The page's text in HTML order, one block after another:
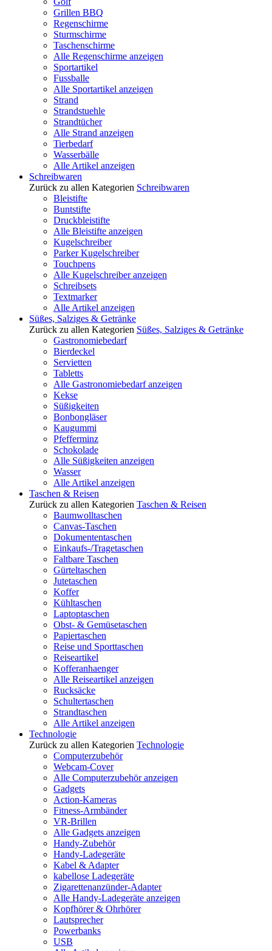
Grillen BBQ
Regenschirme
Sturmschirme
Taschenschirme
Alle Regenschirme anzeigen
Sportartikel
Fussballe
Alle Sportartikel anzeigen
Strand
Strandstuehle
Strandtücher
Alle Strand anzeigen
Tierbedarf
Wasserbälle
Alle Artikel anzeigen
Schreibwaren
Zurück zu allen Kategorien Schreibwaren
Bleistifte
Buntstifte
Druckbleistifte
Alle Bleistifte anzeigen
Kugelschreiber
Parker Kugelschreiber
Touchpens
Alle Kugelschreiber anzeigen
Schreibsets
Textmarker
Alle Artikel anzeigen
Süßes, Salziges & Getränke
Zurück zu allen Kategorien Süßes, Salziges & Getränke
Gastronomiebedarf
Bierdeckel
Servietten
Tabletts
Alle Gastronomiebedarf anzeigen
Kekse
Süßigkeiten
Bonbongläser
Kaugummi
Pfefferminz
Schokolade
Alle Süßigkeiten anzeigen
Wasser
Alle Artikel anzeigen
Taschen & Reisen
Zurück zu allen Kategorien Taschen & Reisen
Baumwolltaschen
Canvas-Taschen
Dokumententaschen
Einkaufs-/Tragetaschen
Faltbare Taschen
Gürteltaschen
Jutetaschen
Koffer
Kühltaschen
Laptoptaschen
Obst- & Gemüsetaschen
Papiertaschen
Reise und Sporttaschen
Reiseartikel
Kofferanhaenger
Alle Reiseartikel anzeigen
Rucksäcke
Schultertaschen
Strandtaschen
Alle Artikel anzeigen
Technologie
Zurück zu allen Kategorien Technologie
Computerzubehör
Webcam-Cover
Alle Computerzubehör anzeigen
Gadgets
Action-Kameras
Fitness-Armbänder
VR-Brillen
Alle Gadgets anzeigen
Handy-Zubehör
Handy-Ladegeräte
Kabel & Adapter
kabellose Ladegeräte
Zigarettenanzünder-Adapter
Alle Handy-Ladegeräte anzeigen
Kopfhörer & Ohrhörer
Lautsprecher
Powerbanks
USB